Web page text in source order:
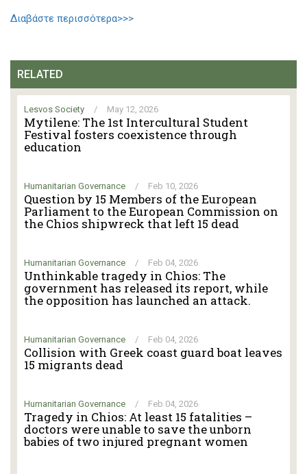
Διαβάστε περισσότερα>>>
RELATED
Lesvos Society / May 12, 2026
Mytilene: The 1st Intercultural Student
Festival fosters coexistence through
education
Humanitarian Governance / Feb 10, 2026
Question by 15 Members of the European
Parliament to the European Commission on
the Chios shipwreck that left 15 dead
Humanitarian Governance / Feb 04, 2026
Unthinkable tragedy in Chios: The
government has released its report, while
the opposition has launched an attack.
Humanitarian Governance / Feb 04, 2026
Collision with Greek coast guard boat leaves
15 migrants dead
Humanitarian Governance / Feb 04, 2026
Tragedy in Chios: At least 15 fatalities –
doctors were unable to save the unborn
babies of two injured pregnant women